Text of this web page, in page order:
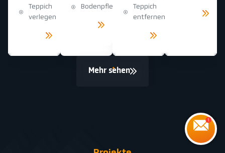
Teppich
verlegen
Bodenpflege
Teppich
entfernen
Mehr sehen